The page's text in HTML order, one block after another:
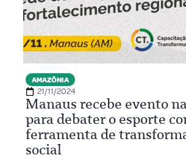
AMAZÔNIA
21/11/2024
Manaus recebe evento
para debater o esporte
ferramenta de
social